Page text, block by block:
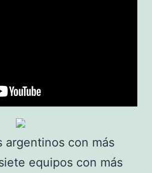
argentinos con más
equipos con más